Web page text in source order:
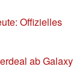
Offizielles
ab Galaxy